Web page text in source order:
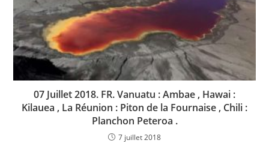
07 Juillet 2018. FR. Vanuatu : Ambae , Hawai :
Kilauea , La Réunion : Piton de la Fournaise , Chili :
Planchon Peteroa .
7 juillet 2018